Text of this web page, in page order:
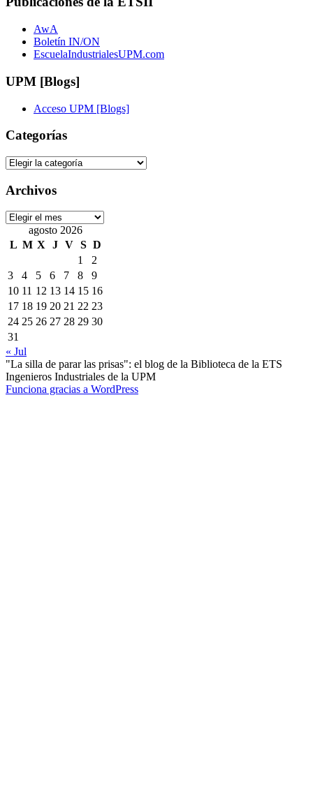
AwA
Boletín IN/ON
EscuelaIndustrialesUPM.com
UPM [Blogs]
Acceso UPM [Blogs]
Categorías
Categorías
Archivos
Archivos
agosto 2026
L M X J V S D
1
2
3
4 5 6 7 8
9
10 11 12 13 14 15 16
17 18 19 20 21 22 23
24 25 26 27 28 29 30
31
« Jul
"La silla de parar las prisas": el blog de la Biblioteca de la ETS
Ingenieros Industriales de la UPM
Funciona gracias a WordPress